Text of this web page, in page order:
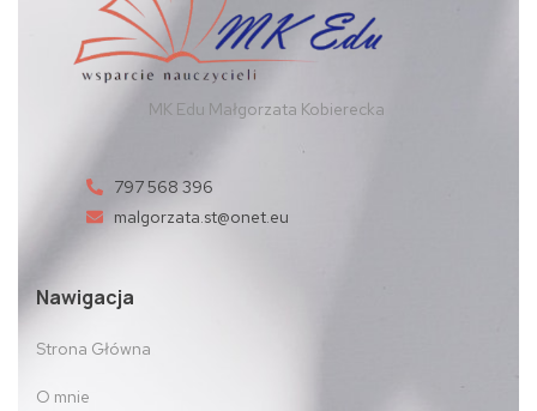
MK Edu Małgorzata Kobierecka
797 568 396
malgorzata.st@onet.eu
Nawigacja
Strona Główna
O mnie